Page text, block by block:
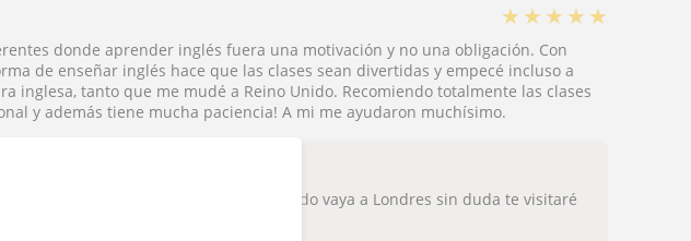
★ ★ ★ ★ ★
donde aprender inglés fuera una motivación y no una obligación. Con
de enseñar inglés hace que las clases sean divertidas y empecé incluso a
inglesa, tanto que me mudé a Reino Unido. Recomiendo totalmente las clases
y además tiene mucha paciencia! A mi me ayudaron muchísimo.
por tu valoración tan positiva. Cuando vaya a Londres sin duda te visitaré